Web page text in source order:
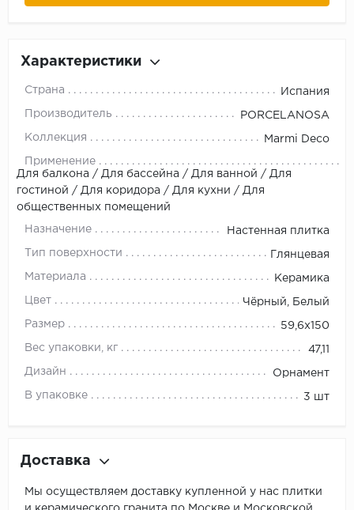
Характеристики
Страна Испания
Производитель PORCELANOSA
Коллекция Marmi Deco
Применение
Для балкона / Для бассейна / Для ванной / Для
гостиной / Для коридора / Для кухни / Для
общественных помещений
Назначение Настенная плитка
Тип поверхности Глянцевая
Материала Керамика
Цвет Чёрный, Белый
Размер 59,6x150
Вес упаковки, кг 47,11
Дизайн Орнамент
В упаковке 3 шт
Доставка
Мы осуществляем доставку купленной у нас плитки